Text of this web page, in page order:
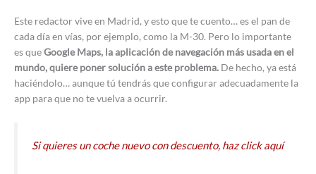
Este redactor vive en Madrid, y esto que te cuento… es el pan de
cada día en vías, por ejemplo, como la M-30. Pero lo importante
es queGoogle Maps, la aplicación de navegación más usada en el
mundo, quiere poner solución a este problema. De hecho, ya está
haciéndolo… aunque tú tendrás que configurar adecuadamente la
app para que no te vuelva a ocurrir.
Si quieres un coche nuevo con descuento, haz click aquí